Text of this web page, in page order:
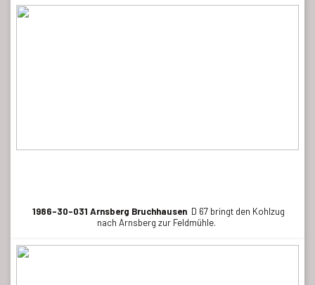
1986-30-031 Arnsberg Bruchhausen D 67 bringt den Kohlzug
nach Arnsberg zur Feldmühle.